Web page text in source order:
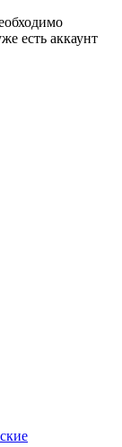
есть аккаунт